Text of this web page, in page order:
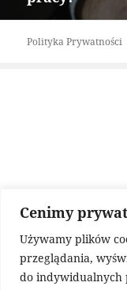
Cenimy
Używamy plików
przeglądania,
do indywidualnych
Polityka Prywatności